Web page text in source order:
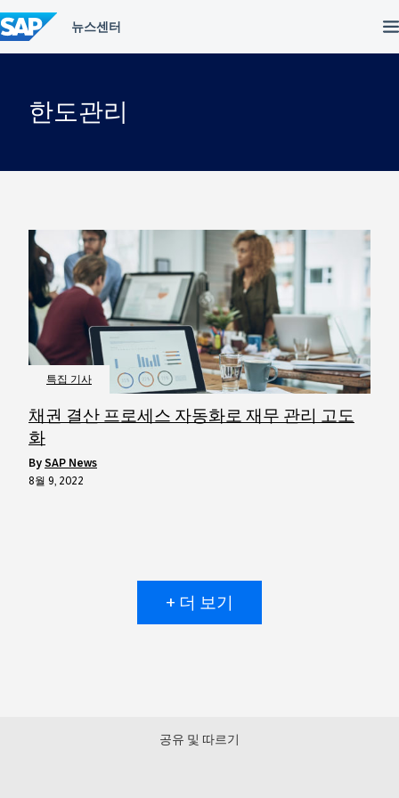
텐
츠
건
한도관리
특집 기사
채권 결산 프로세스 자동화로 재무 관리 고도
화
by SAP News
8월 9, 2022
+ 더 보기
공유 및 따르기